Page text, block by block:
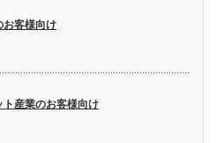
お客様向け
ト産業のお客様向け